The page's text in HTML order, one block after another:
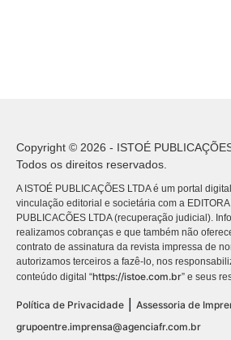
Copyright © 2026 - ISTOÉ
Todos os direitos reservados.
A ISTOÉ PUBLICAÇÕES LTDA é um portal
vinculação editorial e societária com a
PUBLICACÕES LTDA (recuperação judicial).
realizamos cobranças e que também não
contrato de assinatura da revista impressa de
autorizamos terceiros a fazê-lo, nos
conteúdo digital “https://istoe.com.br” e seus
Política de Privacidade | Assessoria de
grupoentre.imprensa@agenciafr.com.br